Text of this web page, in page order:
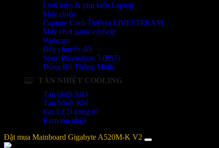
Linh kiện & phụ kiện Laptop
Máy chiếu
Capture Card-Thiết bị LIVESTREAM
Máy chơi game console
Webcam
Dây chuyển đổi
Sony Playstation 5 (PS5)
Đồng Hồ Thông Minh
TẢN NHIỆT COOLING
Tản nhiệt AIO
Tản Nhiệt Khí
Fan LED trang trí
Kem tản nhiệt
Đặt mua Mainboard Gigabyte A520M-K V2